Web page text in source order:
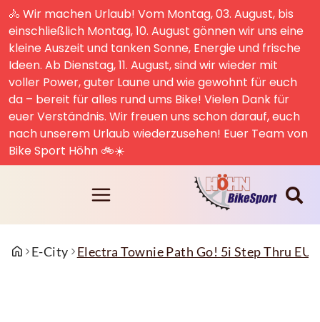
🚴 Wir machen Urlaub! Vom Montag, 03. August, bis
einschließlich Montag, 10. August gönnen wir uns eine
kleine Auszeit und tanken Sonne, Energie und frische
Ideen. Ab Dienstag, 11. August, sind wir wieder mit
voller Power, guter Laune und wie gewohnt für euch
da – bereit für alles rund ums Bike! Vielen Dank für
euer Verständnis. Wir freuen uns schon darauf, euch
nach unserem Urlaub wiederzusehen! Euer Team von
Bike Sport Höhn 🚲☀️
E-City Electra Townie Path Go! 5i Step Thru EU